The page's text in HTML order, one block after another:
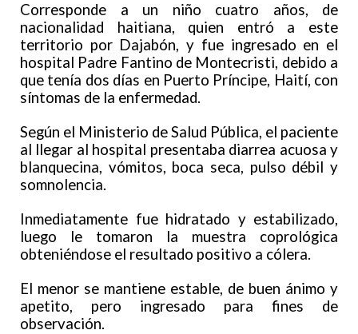
Corresponde a un niño cuatro años, de
nacionalidad haitiana, quien entró a este
territorio por Dajabón, y fue ingresado en el
hospital Padre Fantino de Montecristi, debido a
que tenía dos días en Puerto Príncipe, Haití, con
síntomas de la enfermedad.
Según el Ministerio de Salud Pública, el paciente
al llegar al hospital presentaba diarrea acuosa y
blanquecina, vómitos, boca seca, pulso débil y
somnolencia.
Inmediatamente fue hidratado y estabilizado,
luego le tomaron la muestra coprológica
obteniéndose el resultado positivo a cólera.
El menor se mantiene estable, de buen ánimo y
apetito, pero ingresado para fines de
observación.